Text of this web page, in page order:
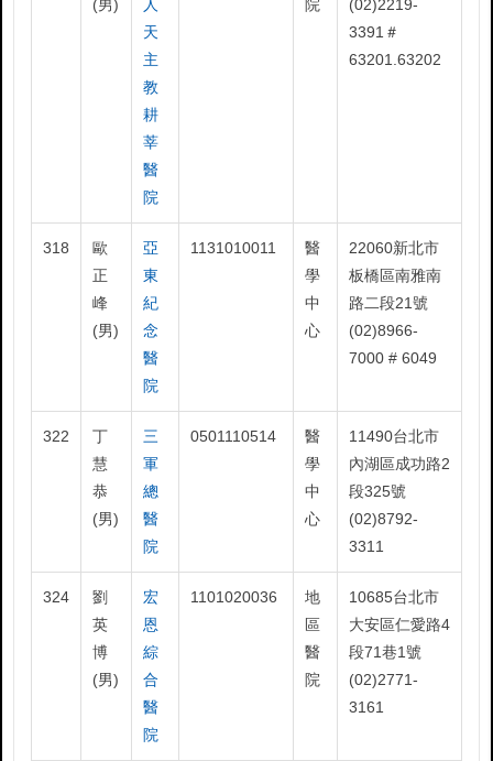
(男)
人
天
主
教
耕
莘
醫
院
院
(02)2219-
3391＃
63201.63202
318
歐
正
峰
(男)
亞
東
紀
念
醫
院
1131010011
醫
學
中
心
22060新北市
板橋區南雅南
路二段21號
(02)8966-
7000 # 6049
322
丁
慧
恭
(男)
三
軍
總
醫
院
0501110514
醫
學
中
心
11490台北市
內湖區成功路2
段325號
(02)8792-
3311
324
劉
英
博
(男)
宏
恩
綜
合
醫
院
1101020036
地
區
醫
院
10685台北市
大安區仁愛路4
段71巷1號
(02)2771-
3161